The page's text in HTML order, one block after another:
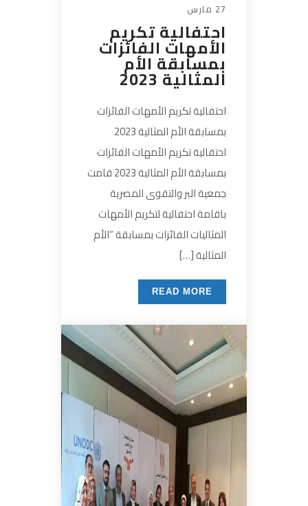
27 مارس
احتفالية تكريم
الأمهات الفائزات
بمسابقة الأم
المثالية 2023
احتفالية تكريم الأمهات الفائزات
بمسابقة الأم المثالية 2023
احتفالية تكريم الأمهات الفائزات
بمسابقة الأم المثالية 2023 قامت
جمعية البر والتقوى المصرية
باقامة احتفالية لتكريم الأمهات
المثاليات الفائزات بمسابقة “الأم
المثالية […]
READ MORE